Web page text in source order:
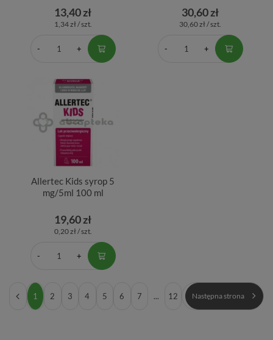
13,40 zł
1,34 zł / szt.
30,60 zł
30,60 zł / szt.
Allertec Kids syrop 5
mg/5ml 100 ml
19,60 zł
0,20 zł / szt.
1 2 3 4 5 6 7 ... 12 Następna strona